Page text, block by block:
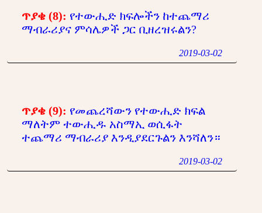
ጥያቄ (8): የተውሒድ ክፍሎችን ከተጨማሪ
ማብራሪያና ምሳሌዎች ጋር ቢዘረዝሩልን?
2019-03-02
ጥያቄ (9): የመጨረሻውን የተውሒድ ክፍል
ማለትም ተውሒዱ አስማኢ ወሲፋት
ተጨማሪ ማብራሪያ እንዲያደርጉልን እንሻለን።
2019-03-02